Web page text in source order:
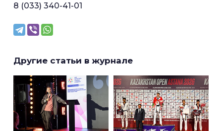
8 (033) 340-41-01
Другие статьи в журнале